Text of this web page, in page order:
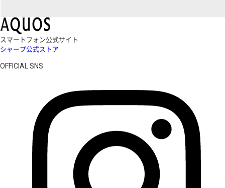
スマートフォン公式サイト
シャープ公式ストア
OFFICIAL SNS